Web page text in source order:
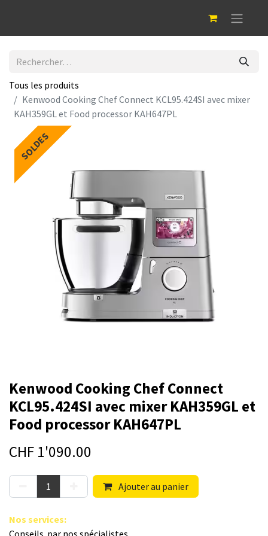
Tous les produits
Kenwood Cooking Chef Connect KCL95.424SI avec mixer
KAH359GL et Food processor KAH647PL
SOLDES
Kenwood Cooking Chef Connect
KCL95.424SI avec mixer KAH359GL et
Food processor KAH647PL
CHF 1'090.00
Ajouter au panier
Nos s​ervices: